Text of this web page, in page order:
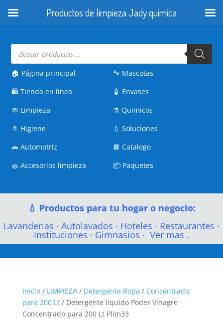
Búsqueda
productos
🏠 Página principal
🛍️Tienda en línea
🧼 Limpieza
🚿 Higiene
🚗Automotriz
🧽Accesorios limpieza
🐾 Mascotas
🧴 Envases
⚗️Quimicos
💧Soluciones
📘Catalogo
📦 Paquetes
💧 Productos para tu hogar o negocio:
Lavanderias · Autolavados · Hoteles · Restaurantes ·
Instituciones · Gimnasios · Ver mas .
Inicio/ LIMPIEZA/ Detergente Ropa / Concentrado
para 200 Lt/ Detergente liquido Poder Vinagre
Concentrado para 200 Lt Plim33
Productos de limpieza Jady quimica